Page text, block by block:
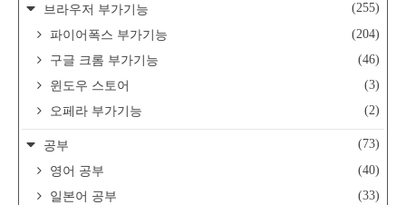
브라우저 부가기능
(255)
파이어폭스 부가기능
(204)
구글 크롬 부가기능
(46)
윈도우 스토어
(3)
오페라 부가기능
(2)
공부
(73)
영어 공부
(40)
일본어 공부
(33)